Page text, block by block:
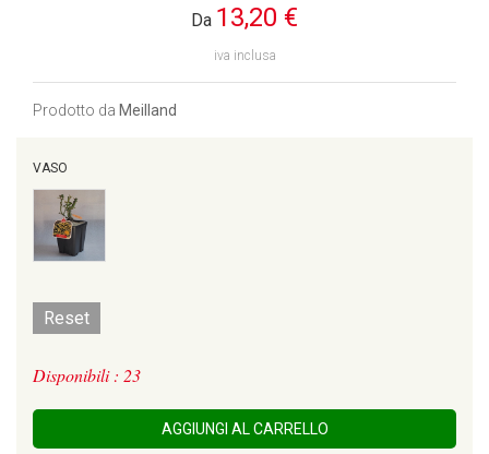
Da 13,20 €
iva inclusa
Prodotto da Meilland
VASO
Reset
Disponibili : 23
AGGIUNGI AL CARRELLO